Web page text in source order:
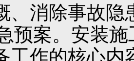
、消除事故隐
预案。安装
工作的核心内